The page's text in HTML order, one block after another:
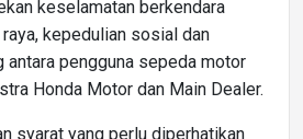
keselamatan berkendara
kepedulian sosial dan
antara pengguna sepeda motor
Honda Motor dan Main Dealer.
syarat yang perlu diperhatikan